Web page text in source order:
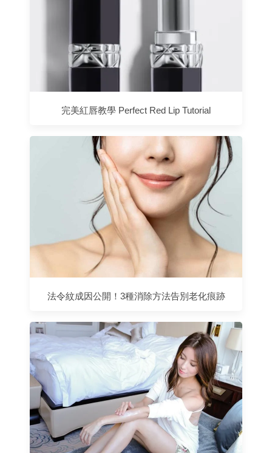
完美紅唇教學 Perfect Red Lip Tutorial
法令紋成因公開！3種消除方法告別老化痕跡